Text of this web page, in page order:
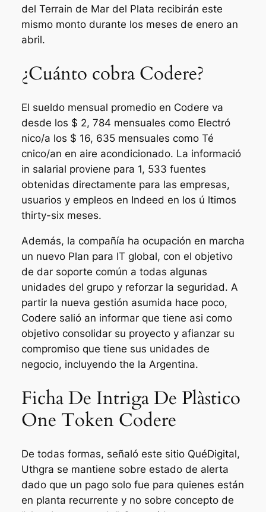
del Terrain de Mar del Plata recibirán este
mismo monto durante los meses de enero an
abril.
¿Cuánto cobra Codere?
El sueldo mensual promedio en Codere va
desde los $ 2, 784 mensuales como Electró
nico/a los $ 16, 635 mensuales como Té
cnico/an en aire acondicionado. La informació
in salarial proviene para 1, 533 fuentes
obtenidas directamente para las empresas,
usuarios y empleos en Indeed en los ú ltimos
thirty-six meses.
Además, la compañía ha ocupación en marcha
un nuevo Plan para IT global, con el objetivo
de dar soporte común a todas algunas
unidades del grupo y reforzar la seguridad. A
partir la nueva gestión asumida hace poco,
Codere salió an informar que tiene asi como
objetivo consolidar su proyecto y afianzar su
compromiso que tiene sus unidades de
negocio, incluyendo the la Argentina.
Ficha De Intriga De Plàstico
One Token Codere
De todas formas, señaló este sitio QuéDigital,
Uthgra se mantiene sobre estado de alerta
dado que un pago solo fue para quienes están
en planta recurrente y no sobre concepto de